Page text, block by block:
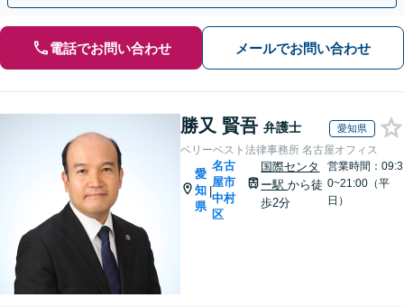
電話でお問い合わせ メールでお問い合わせ
勝又 賢吾 弁護士 愛知県
ベリーベスト法律事務所 名古屋オフィス
愛
知
県
|
名古
屋市
中村
区
国際センタ
ー駅から徒
歩2分
営業時間：09:3
0~21:00（平
日）